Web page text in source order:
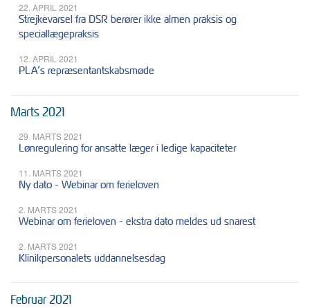
22. APRIL 2021
Strejkevarsel fra DSR berører ikke almen praksis og
speciallægepraksis
12. APRIL 2021
PLA’s repræsentantskabsmøde
Marts 2021
29. MARTS 2021
Lønregulering for ansatte læger i ledige kapaciteter
11. MARTS 2021
Ny dato - Webinar om ferieloven
2. MARTS 2021
Webinar om ferieloven - ekstra dato meldes ud snarest
2. MARTS 2021
Klinikpersonalets uddannelsesdag
Februar 2021